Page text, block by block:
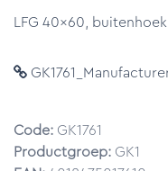
LFG 40x60,
Code: GK1761
Productgroep: GK1